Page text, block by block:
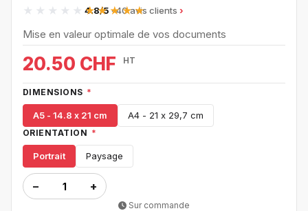
4.8/5· 40 avis clients
Mise en valeur optimale de vos documents
20.50 CHF HT
DIMENSIONS *
A5 - 14.8 x 21 cm A4 - 21 x 29,7 cm
ORIENTATION *
Portrait Paysage
− +
Sur commande